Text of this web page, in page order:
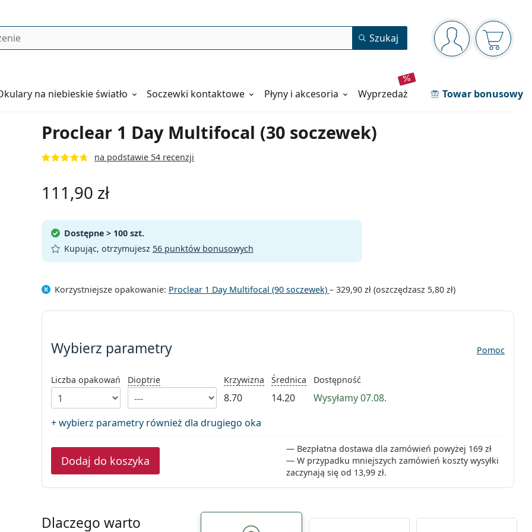
Panel nawigacyjny
jesteś
Koszyk
Szukaj
Soczewki kontaktowe
na niebieskie światło Płyny i akcesoria wyprzedaż Towar bonusowy
Proclear 1 Day Multifocal (30 soczewek)
na podstawie 54 recenzji
111,90 zł
Dostępne > 100 szt.
Kupując, otrzymujesz 56 punktów bonusowych
Korzystniejsze opakowanie: Proclear 1 Day Multifocal (90 soczewek) – 329,90 zł(oszczędzasz 5,80 zł)
Wybierz parametry
Wybierz parametry Pomoc
Liczba opakowań Dioptrie Krzywizna
8.70
Średnica
14.20
Dostępność
Wysyłamy 07.08.
+ wybierz parametry również dla drugiego oka
Dodaj do koszyka
Bezpłatna dostawa dla zamówień powyżej 169 zł
W przypadku mniejszych zamówień koszty wysyłki
zaczynają się od 13,99 zł.
Dlaczego warto